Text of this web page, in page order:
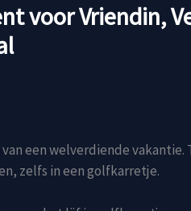
voor Vriendin,
een welverdiende vakantie.
zelfs in een golfkarretje.